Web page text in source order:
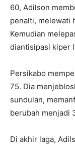
60, Adilson
penalti, melewati
Kemudian
diantisipasi kiper
Persikabo
75. Dia
sundulan,
berubah menjadi
Di akhir laga,